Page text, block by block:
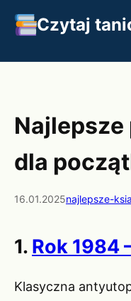
Czytaj
Streszczenia
dla
16.01.2025najlepsze-
1. Rok 1984
Klasyczna